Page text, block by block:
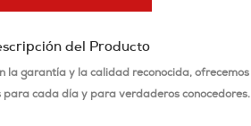
del Producto
la garantía y la calidad reconocida,
para cada día y para verdaderos conocedores.